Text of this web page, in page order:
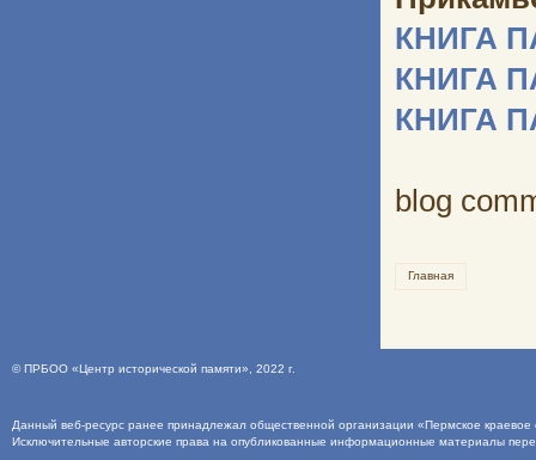
КНИГА
КНИГА
КНИГА
blog
Главная
©ПРБОО «Центр исторической памяти» , 2022 г.
Данный веб-ресурс ранее принадлежал общественной организации «Пермское
Исключительные авторские права на опубликованные информационные материалы